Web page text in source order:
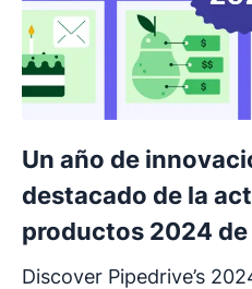
Un año de
destacado de la
productos 2024
Discover Pipedrive’s